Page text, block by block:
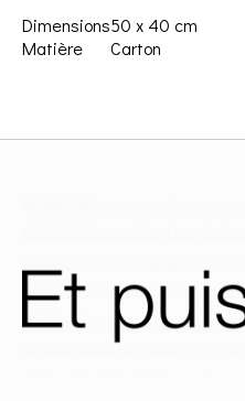
Dimensions50 x 40 cm
Matière
Carton